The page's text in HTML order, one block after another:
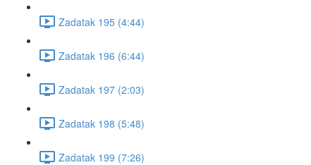
Zadatak 195 (4:44)
Zadatak 196 (6:44)
Zadatak 197 (2:03)
Zadatak 198 (5:48)
Zadatak 199 (7:26)